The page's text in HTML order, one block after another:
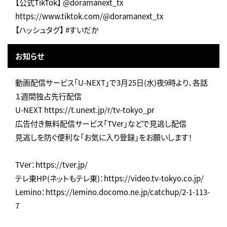
【公式TikTok】 @doramanext_tx
https://www.tiktok.com/@doramanext_tx
【ハッシュタグ】 #すいだか
お知らせ
動画配信サービス「U-NEXT」で3月25日(水)夜9時より、各話
１週間独占先行配信
U-NEXT https://t.unext.jp/r/tv-tokyo_pr
広告付き無料配信サービス「TVer」などで見逃し配信
見逃しを防ぐ便利な「お気に入り登録」をお願いします！
TVer：https://tver.jp/
テレ東HP(ネットもテレ東)：https://video.tv-tokyo.co.jp/
Lemino：https://lemino.docomo.ne.jp/catchup/2-1-113-
7